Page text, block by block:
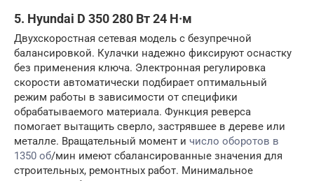
5. Hyundai D 350 280 Вт 24 Н·м
Двухскоростная сетевая модель с безупречной
балансировкой. Кулачки надежно фиксируют оснастку
без применения ключа. Электронная регулировка
скорости автоматически подбирает оптимальный
режим работы в зависимости от специфики
обрабатываемого материала. Функция реверса
помогает вытащить сверло, застрявшее в дереве или
металле. Вращательный момент и число оборотов в
1350 об/мин имеют сбалансированные значения для
строительных, ремонтных работ. Минимальное